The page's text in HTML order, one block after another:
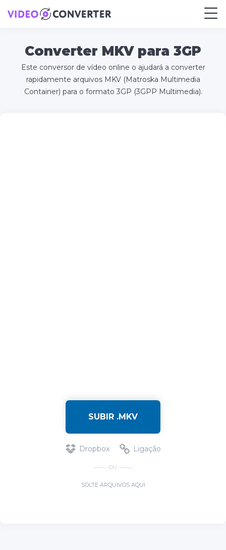
Converter MKV para 3GP
Este conversor de vídeo online o ajudará a converter
rapidamente arquivos MKV (Matroska Multimedia
Container) para o formato 3GP (3GPP Multimedia).
SUBIR .MKV
Dropbox Ligação
OU
SOLTE ARQUIVOS AQUI